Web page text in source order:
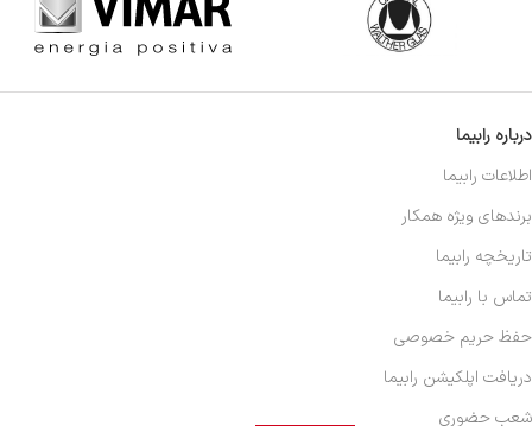
درباره رابیما
اطلاعات رابیما
برندهای ویژه همکار
تاریخچه رابیما
تماس با رابیما
حفظ حریم خصوصی
دریافت اپلکیشن رابیما
شعب حضوری